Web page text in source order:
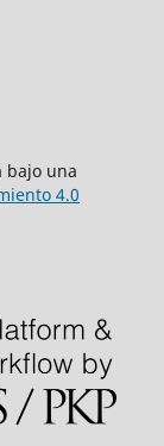
una
4.0